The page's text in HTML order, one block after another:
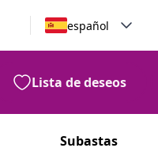
español
Lista de deseos
Subastas